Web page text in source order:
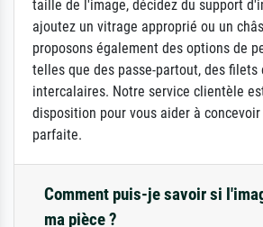
taille de l'image, décidez du support
ajoutez un vitrage approprié ou un
proposons également des options de
telles que des passe-partout, des filets
intercalaires. Notre service clientèle
disposition pour vous aider à
parfaite.
Comment puis-je savoir si
ma pièce ?